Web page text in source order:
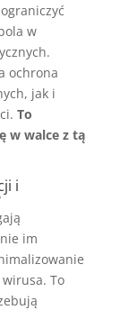
w
ochrona
jak i
To
w walce z tą
i
im
To